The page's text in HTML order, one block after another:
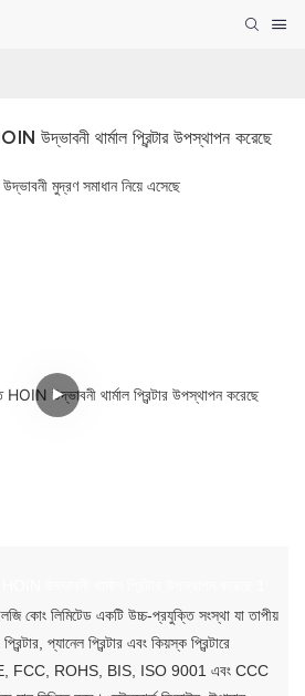
থার্মাল প্রিন্টার উপস্থাপন করেছে
মুদ্রণ সমাধান নিয়ে এসেছে
কোং লিমিটেড একটি উচ্চ-প্রযুক্তি সংস্থা যা তাপীয়
প্যানেল প্রিন্টার এবং কিয়স্ক প্রিন্টারে
FCC, ROHS, BIS, ISO 9001 এবং CCC